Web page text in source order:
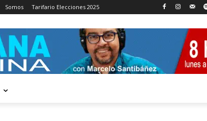
Somos Tarifario Elecciones 2025